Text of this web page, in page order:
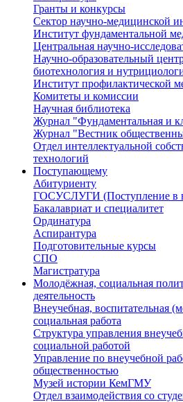
Гранты и конкурсы
Сектор научно-медицинской
Институт фундаментальной
Центральная научно-
Научно-образовательный
биотехнология и
Институт профилактической
Комитеты и комиссии
Научная библиотека
Журнал "Фундаментальная и
Журнал "Вестник
Отдел интеллектуальной
технологий
Поступающему
Абитуриенту
ГОСУСЛУГИ (Поступление в
Бакалавриат и специалитет
Ординатура
Аспирантура
Подготовительные курсы
СПО
Магистратура
Молодёжная, социальная
деятельность
Внеучебная, воспитательная
социальная работа
Структура управления
социальной работой
Управление по внеучебной
общественностью
Музей истории КемГМУ
Отдел взаимодействия со